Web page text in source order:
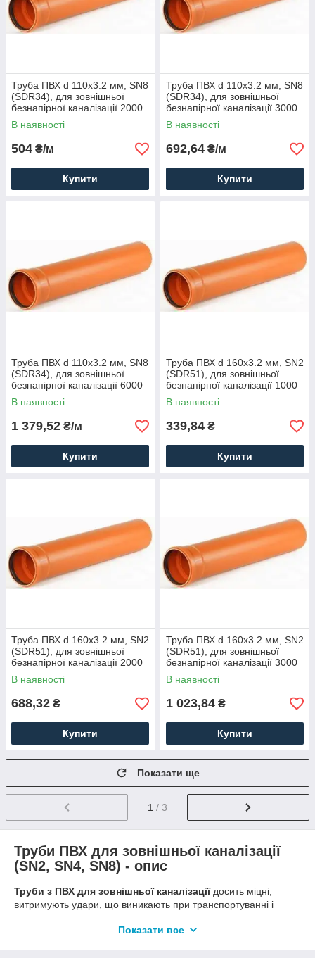
Труба ПВХ d 110x3.2 мм, SN8
(SDR34), для зовнішньої
безнапірної каналізації 2000
В наявності
504 ₴/м
Купити
Труба ПВХ d 110x3.2 мм, SN8
(SDR34), для зовнішньої
безнапірної каналізації 3000
В наявності
692,64 ₴/м
Купити
Труба ПВХ d 110x3.2 мм, SN8
(SDR34), для зовнішньої
безнапірної каналізації 6000
В наявності
1 379,52 ₴/м
Купити
Труба ПВХ d 160x3.2 мм, SN2
(SDR51), для зовнішньої
безнапірної каналізації 1000
В наявності
339,84 ₴
Купити
Труба ПВХ d 160x3.2 мм, SN2
(SDR51), для зовнішньої
безнапірної каналізації 2000
В наявності
688,32 ₴
Купити
Труба ПВХ d 160x3.2 мм, SN2
(SDR51), для зовнішньої
безнапірної каналізації 3000
В наявності
1 023,84 ₴
Купити
Показати ще
1 / 3
Труби ПВХ для зовнішньої каналізації
(SN2, SN4, SN8) - опис
Труби з ПВХ для зовнішньої каналізаціїдосить міцні,
витримують удари, що виникають при транспортуванні і
непластифікованого ПВХ, володіє малою вагою, малим
Показати все